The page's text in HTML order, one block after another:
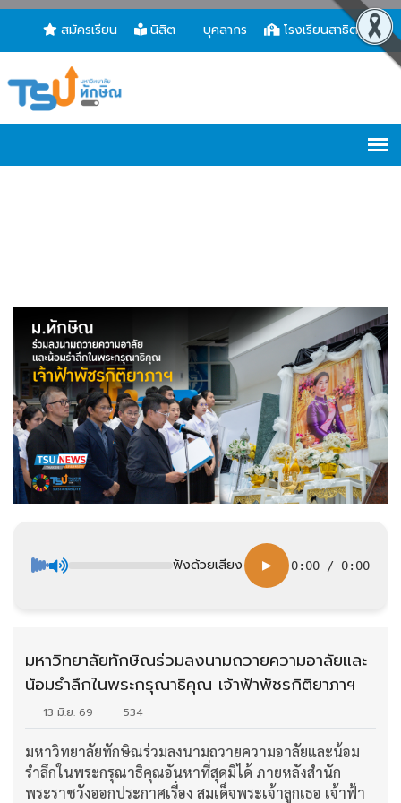
สมัครเรียน นิสิต บุคลากร โรงเรียนสาธิต
ฟังด้วยเสียง ▶ 0:00 / 0:00
มหาวิทยาลัยทักษิณร่วมลงนามถวายความอาลัยและ
น้อมรำลึกในพระกรุณาธิคุณ เจ้าฟ้าพัชรกิติยาภาฯ
13 มิ.ย. 69 534
มหาวิทยาลัยทักษิณร่วมลงนามถวายความอาลัยและน้อม
รำลึกในพระกรุณาธิคุณอันหาที่สุดมิได้ ภายหลังสำนัก
พระราชวังออกประกาศเรื่อง สมเด็จพระเจ้าลูกเธอ เจ้าฟ้า